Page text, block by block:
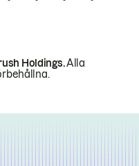
Holdings.Alla